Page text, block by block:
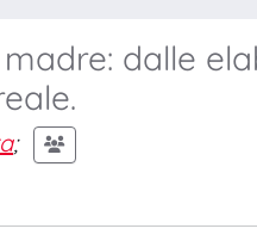
dalle
;